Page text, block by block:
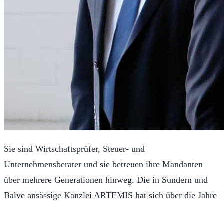
Sie sind Wirtschaftsprüfer, Steuer- und
Unternehmensberater und sie betreuen ihre Mandanten
über mehrere Generationen hinweg. Die in Sundern und
Balve ansässige Kanzlei ARTEMIS hat sich über die Jahre